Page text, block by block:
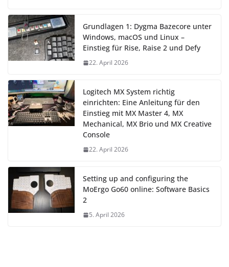
Grundlagen 1: Dygma Bazecore unter
Windows, macOS und Linux –
Einstieg für Rise, Raise 2 und Defy
22. April 2026
Logitech MX System richtig
einrichten: Eine Anleitung für den
Einstieg mit MX Master 4, MX
Mechanical, MX Brio und MX Creative
Console
22. April 2026
Setting up and configuring the
MoErgo Go60 online: Software Basics
2
5. April 2026